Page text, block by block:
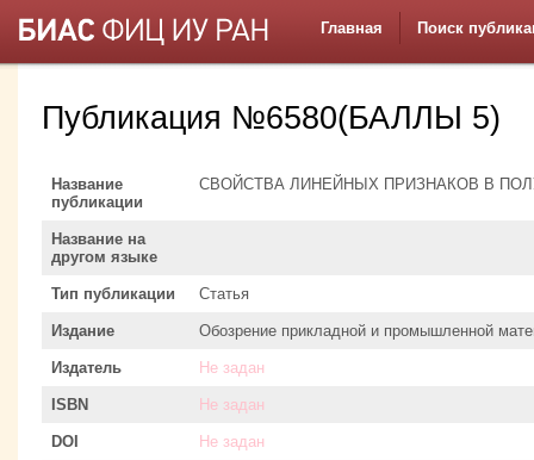
Главная Поиск
Публикация №6580(БАЛЛЫ 5)
Название
публикации
СВОЙСТВА ЛИНЕЙНЫХ ПРИЗНАКОВ В
Название на
другом языке
Тип публикации Статья
Издание Обозрение прикладной и промышленной
Издатель Не задан
ISBN Не задан
DOI Не задан